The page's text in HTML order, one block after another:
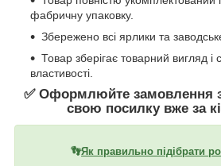
фабричну упаковку.
Збережено всі ярлики та
Товар зберігає товарний вигляд і
властивості.
✅ Оформлюйте замовлення
свою посилку вже за
👣Як правильно підібрати